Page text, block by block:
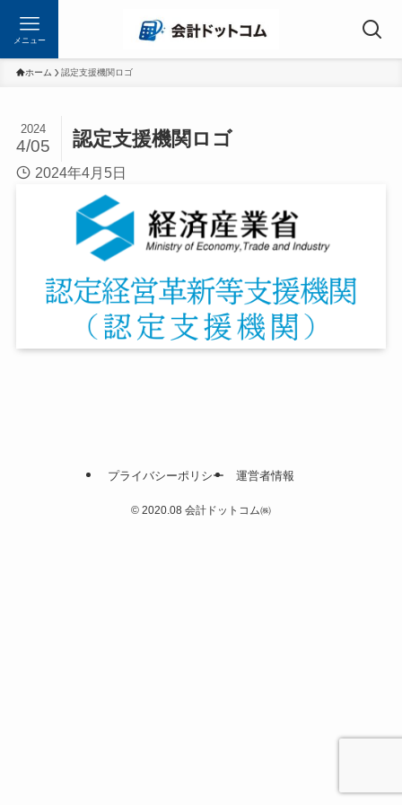
メニュー
ホーム 認定支援機関ロゴ
認定支援機関ロゴ
2024
4/05
2024年4月5日
プライバシーポリシー 運営者情報
© 2020.08 会計ドットコム㈱